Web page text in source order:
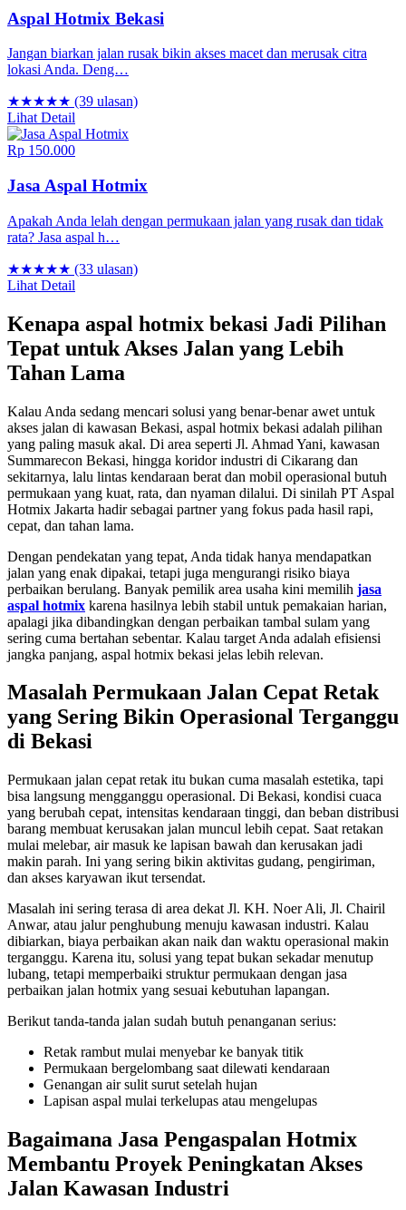
Aspal Hotmix Bekasi
Jangan biarkan jalan rusak bikin akses macet dan merusak citra
lokasi Anda. Deng…
★★★★★ (39 ulasan)
Lihat Detail
Rp 150.000
Jasa Aspal Hotmix
Apakah Anda lelah dengan permukaan jalan yang rusak dan tidak
rata? Jasa aspal h…
★★★★★ (33 ulasan)
Lihat Detail
Kenapa aspal hotmix bekasi Jadi Pilihan
Tepat untuk Akses Jalan yang Lebih
Tahan Lama
Kalau Anda sedang mencari solusi yang benar-benar awet untuk
akses jalan di kawasan Bekasi, aspal hotmix bekasi adalah pilihan
yang paling masuk akal. Di area seperti Jl. Ahmad Yani, kawasan
Summarecon Bekasi, hingga koridor industri di Cikarang dan
sekitarnya, lalu lintas kendaraan berat dan mobil operasional butuh
permukaan yang kuat, rata, dan nyaman dilalui. Di sinilah PT Aspal
Hotmix Jakarta hadir sebagai partner yang fokus pada hasil rapi,
cepat, dan tahan lama.
Dengan pendekatan yang tepat, Anda tidak hanya mendapatkan
jalan yang enak dipakai, tetapi juga mengurangi risiko biaya
perbaikan berulang. Banyak pemilik area usaha kini memilih jasa
aspal hotmix karena hasilnya lebih stabil untuk pemakaian harian,
apalagi jika dibandingkan dengan perbaikan tambal sulam yang
sering cuma bertahan sebentar. Kalau target Anda adalah efisiensi
jangka panjang, aspal hotmix bekasi jelas lebih relevan.
Masalah Permukaan Jalan Cepat Retak
yang Sering Bikin Operasional Terganggu
di Bekasi
Permukaan jalan cepat retak itu bukan cuma masalah estetika, tapi
bisa langsung mengganggu operasional. Di Bekasi, kondisi cuaca
yang berubah cepat, intensitas kendaraan tinggi, dan beban distribusi
barang membuat kerusakan jalan muncul lebih cepat. Saat retakan
mulai melebar, air masuk ke lapisan bawah dan kerusakan jadi
makin parah. Ini yang sering bikin aktivitas gudang, pengiriman,
dan akses karyawan ikut tersendat.
Masalah ini sering terasa di area dekat Jl. KH. Noer Ali, Jl. Chairil
Anwar, atau jalur penghubung menuju kawasan industri. Kalau
dibiarkan, biaya perbaikan akan naik dan waktu operasional makin
terganggu. Karena itu, solusi yang tepat bukan sekadar menutup
lubang, tetapi memperbaiki struktur permukaan dengan jasa
perbaikan jalan hotmix yang sesuai kebutuhan lapangan.
Berikut tanda-tanda jalan sudah butuh penanganan serius:
Retak rambut mulai menyebar ke banyak titik
Permukaan bergelombang saat dilewati kendaraan
Genangan air sulit surut setelah hujan
Lapisan aspal mulai terkelupas atau mengelupas
Bagaimana Jasa Pengaspalan Hotmix
Membantu Proyek Peningkatan Akses
Jalan Kawasan Industri